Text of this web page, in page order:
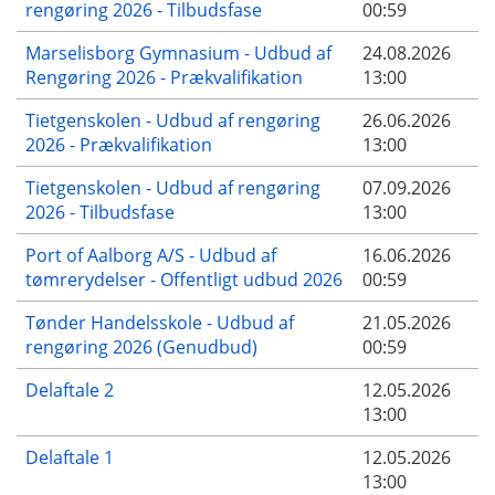
rengøring 2026 - Tilbudsfase
00:59
Marselisborg Gymnasium - Udbud af
Rengøring 2026 - Prækvalifikation
24.08.2026
13:00
Tietgenskolen - Udbud af rengøring
2026 - Prækvalifikation
26.06.2026
13:00
Tietgenskolen - Udbud af rengøring
2026 - Tilbudsfase
07.09.2026
13:00
Port of Aalborg A/S - Udbud af
tømrerydelser - Offentligt udbud 2026
16.06.2026
00:59
Tønder Handelsskole - Udbud af
rengøring 2026 (Genudbud)
21.05.2026
00:59
Delaftale 2
12.05.2026
13:00
Delaftale 1
12.05.2026
13:00